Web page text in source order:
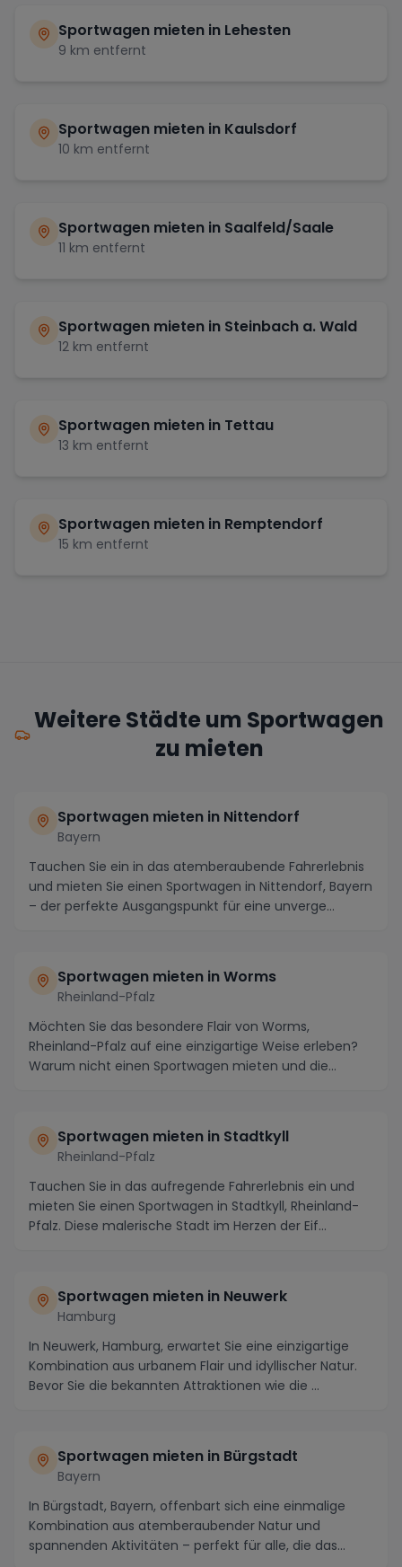
Sportwagen mieten in Lehesten
9 km entfernt
Sportwagen mieten in Kaulsdorf
10 km entfernt
Sportwagen mieten in Saalfeld/Saale
11 km entfernt
Sportwagen mieten in Steinbach a. Wald
12 km entfernt
Sportwagen mieten in Tettau
13 km entfernt
Sportwagen mieten in Remptendorf
15 km entfernt
Weitere Städte um Sportwagen
zu mieten
Sportwagen mieten in Nittendorf
Bayern
Tauchen Sie ein in das atemberaubende Fahrerlebnis
und mieten Sie einen Sportwagen in Nittendorf, Bayern
– der perfekte Ausgangspunkt für eine unverge...
Sportwagen mieten in Worms
Rheinland-Pfalz
Möchten Sie das besondere Flair von Worms,
Rheinland-Pfalz auf eine einzigartige Weise erleben?
Warum nicht einen Sportwagen mieten und die
Sportwagen mieten in Stadtkyll
Rheinland-Pfalz
Tauchen Sie in das aufregende Fahrerlebnis ein und
mieten Sie einen Sportwagen in Stadtkyll, Rheinland-
Pfalz. Diese malerische Stadt im Herzen der Eif...
Sportwagen mieten in Neuwerk
Hamburg
In Neuwerk, Hamburg, erwartet Sie eine einzigartige
Kombination aus urbanem Flair und idyllischer Natur.
Bevor Sie die bekannten Attraktionen wie die ...
Sportwagen mieten in Bürgstadt
Bayern
In Bürgstadt, Bayern, offenbart sich eine einmalige
Kombination aus atemberaubender Natur und
spannenden Aktivitäten – perfekt für alle, die das